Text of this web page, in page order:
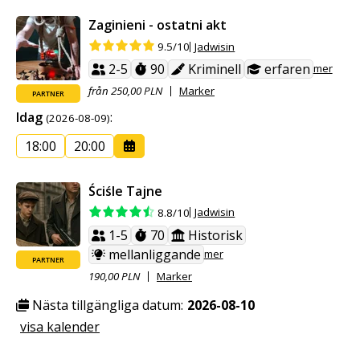
PARTNER
Zaginieni - ostatni akt
9.5/10 Jadwisin
2-5 90 Kriminell erfaren mer
från 250,00 PLN
Marker
Idag (2026-08-09):
18:00
20:00
PARTNER
Ściśle Tajne
8.8/10 Jadwisin
1-5 70
Historisk
mellanliggande mer
190,00 PLN
Marker
Nästa tillgängliga datum: 2026-08-10
visa kalender